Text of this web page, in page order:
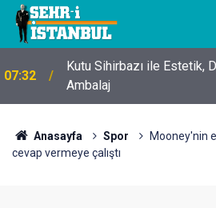
07:32
Kutu Sihirbazı ile Estetik,
Ambalaj
Anasayfa Spor
Mooney'nin
cevap vermeye çalıştı